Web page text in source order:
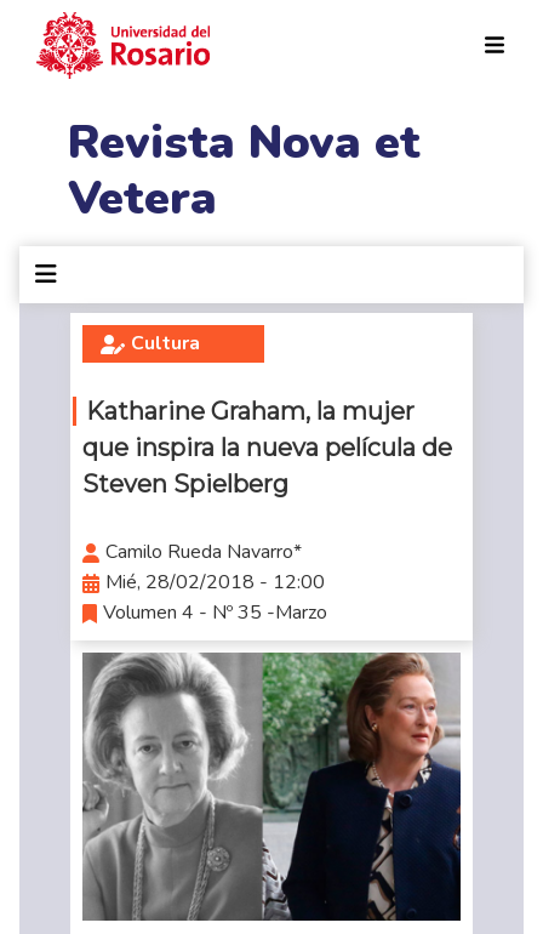
Revista Nova et
Vetera
Cultura
Katharine Graham, la mujer
que inspira la nueva película de
Steven Spielberg
Camilo Rueda Navarro*
Mié, 28/02/2018 - 12:00
Volumen 4 - Nº 35 -Marzo